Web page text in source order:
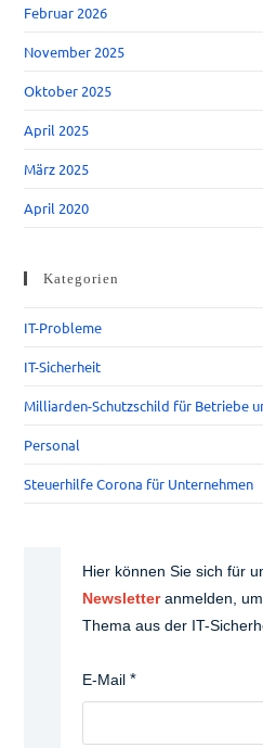
Februar 2026
November 2025
Oktober 2025
April 2025
März 2025
April 2020
Kategorien
IT-Probleme
IT-Sicherheit
Milliarden-Schutzschild für Betriebe
Personal
Steuerhilfe Corona für Unternehmen
Hier können Sie sich für
Newsletteranmelden,
Thema aus der IT-
E-Mail